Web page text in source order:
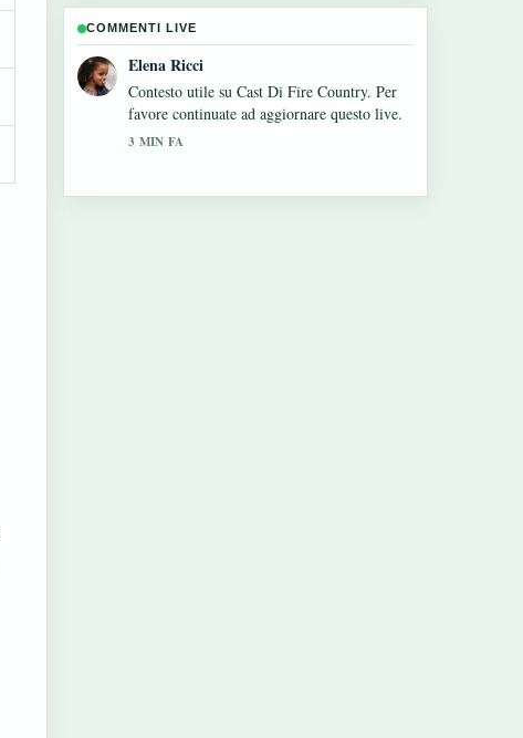
COMMENTI LIVE
Matteo Galli
La copertura di Tag film: significato, tagline
e storia vera sembra solida e molto facile da
seguire.